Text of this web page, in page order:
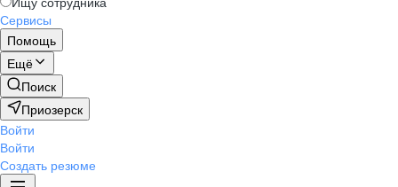
Сервисы
Помощь
Ещё
Поиск
Приозерск
Войти
Войти
Создать резюме